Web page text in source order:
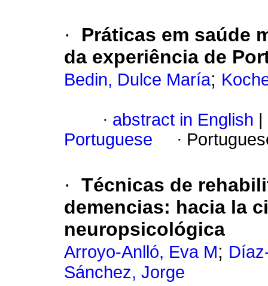
·
Práticas em saúde
da experiência de
Bedin, Dulce María;
· abstract in English
Portuguese
·
· Técnicas de
demencias: hacia la
neuropsicológica
Arroyo-Anlló, Eva M;
Sánchez, Jorge